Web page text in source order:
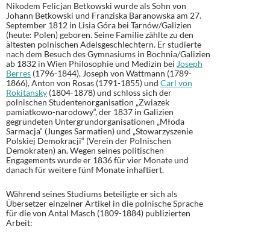
Nikodem Felicjan Betkowski wurde als Sohn von
Johann Betkowski und Franziska Baranowska am 27.
September 1812 in Lisia Góra bei Tarnów/Galizien
(heute: Polen) geboren. Seine Familie zählte zu den
ältesten polnischen Adelsgeschlechtern. Er studierte
nach dem Besuch des Gymnasiums in Bochnia/Galizien
ab 1832 in Wien Philosophie und Medizin bei Joseph
Berres (1796-1844), Joseph von Wattmann (1789-
1866), Anton von Rosas (1791-1855) und Carl von
Rokitansky (1804-1878) und schloss sich der
polnischen Studentenorganisation „Zwiazek
pamiatkowo-narodowy“, der 1837 in Galizien
gegründeten Untergrundorganisationen „Młoda
Sarmacja“ (Junges Sarmatien) und „Stowarzyszenie
Polskiej Demokracji“ (Verein der Polnischen
Demokraten) an. Wegen seines politischen
Engagements wurde er 1836 für vier Monate und
danach für weitere fünf Monate inhaftiert.
Während seines Studiums beteiligte er sich als
Übersetzer einzelner Artikel in die polnische Sprache
für die von Antal Masch (1809-1884) publizierten
Arbeit: